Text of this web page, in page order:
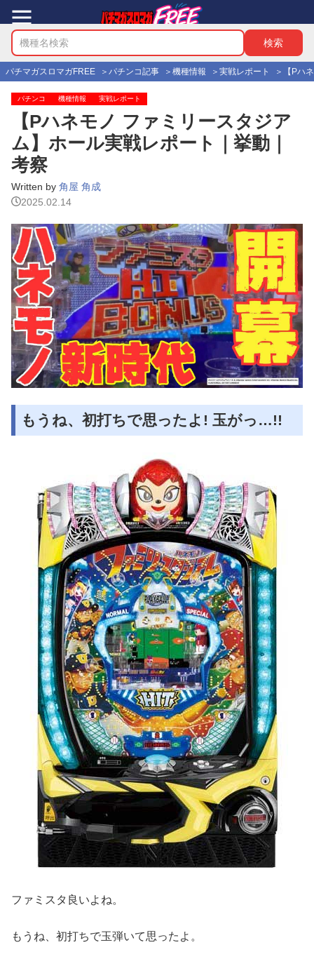
パチマガスロマガFREE パチンコ記事 機種情報 実戦レポート 【Pハ
パチンコ 機種情報 実戦レポート
【Pハネモノ ファミリースタジア
ム】ホール実戦レポート｜挙動｜
考察
Written by 角屋 角成
2025.02.14
もうね、初打ちで思ったよ! 玉がっ…!!
ファミスタ良いよね。
もうね、初打ちで玉弾いて思ったよ。